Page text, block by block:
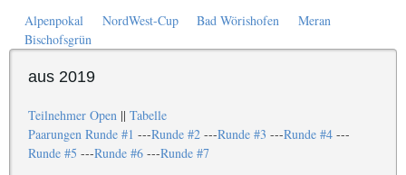
Alpenpokal NordWest-Cup Bad Wörishofen
Meran
Bischofsgrün
aus 2019
Teilnehmer Open|| Tabelle
Paarungen Runde #1 ---Runde #2---Runde #3 ---Runde #4---
Runde #5 ---Runde #6---Runde #7